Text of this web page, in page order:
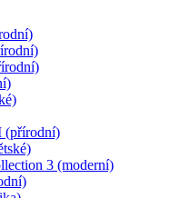
(přírodní)
3 (moderní)